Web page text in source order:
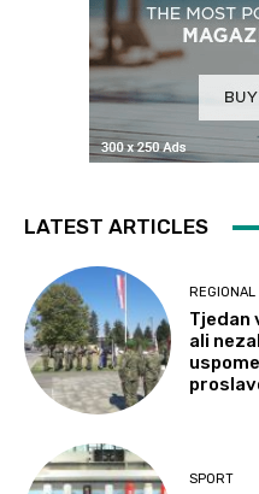
LATEST ARTICLES
REGIONAL
Tjedan
ali
SPORT